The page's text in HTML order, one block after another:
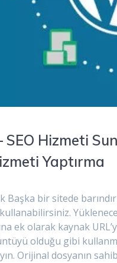
SEO Hizmeti
Yaptırma
Başka bir sitede
ek olarak kaynak
olduğu gibi
Orijinal dosyanın